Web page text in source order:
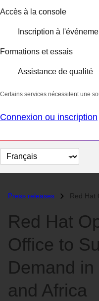
Accès à la console
Inscription à
Formations et essais
Assistance de qualité
Certains services nécessitent une
Connexion ou inscription
Changer
la
Press releases Red Hat Opens
Red Hat
Office to
Demand
and Africa